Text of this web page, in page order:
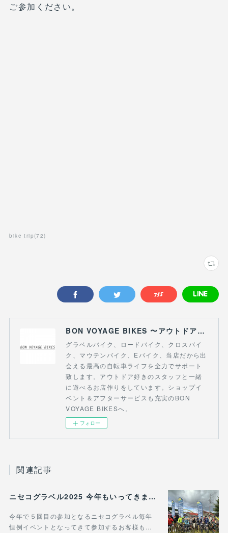
ご参加ください。
bike trip (72)
BON VOYAGE BIKES 〜アウトドアライフにつながる自転車専門店〜
グラベルバイク、ロードバイク、クロスバイ
ク、マウテンバイク、Eバイク、当店だから出
会える最高の自転車ライフを全力でサポート
致します。アウトドア好きのスタッフと一緒
に遊べるお店作りをしています。ショップイ
ベント＆アフターサービスも充実のBON
VOYAGE BIKESへ。
フォロー
関連記事
ニセコグラベル2025 今年もいってきました！
今年で５回目の参加となるニセコグラベル毎年
恒例イベントとなってきて参加するお客様も…